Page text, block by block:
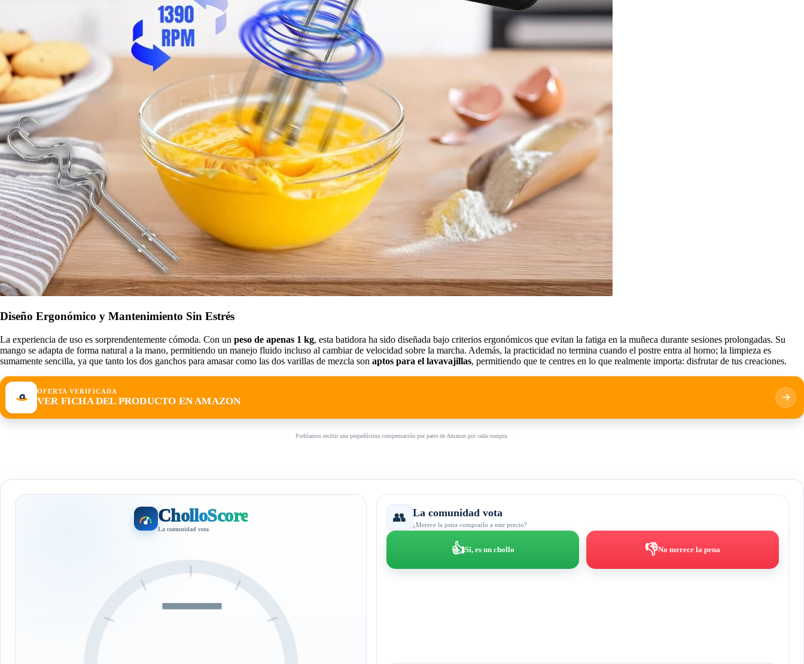
Diseño Ergonómico y Mantenimiento Sin Estrés
La experiencia de uso es sorprendentemente cómoda. Con un peso de apenas 1 kg, esta batidora ha sido diseñada bajo criterios ergonómicos que evitan la fatiga en la muñeca durante sesiones prolongadas. Su
mango se adapta de forma natural a la mano, permitiendo un manejo fluido incluso al cambiar de velocidad sobre la marcha. Además, la practicidad no termina cuando el postre entra al horno; la limpieza es
sumamente sencilla, ya que tanto los dos ganchos para amasar como las dos varillas de mezcla son aptos para el lavavajillas, permitiendo que te centres en lo que realmente importa: disfrutar de tus creaciones.
OFERTA VERIFICADA
VER FICHA DEL PRODUCTO EN AMAZON
Podríamos recibir una pequeñísima compensación por parte de Amazon por cada compra.
CholloScore
La comunidad vota
—
👥 La comunidad vota
¿Merece la pena comprarlo a este precio?
👍Sí, es un chollo 👎No merece la pena